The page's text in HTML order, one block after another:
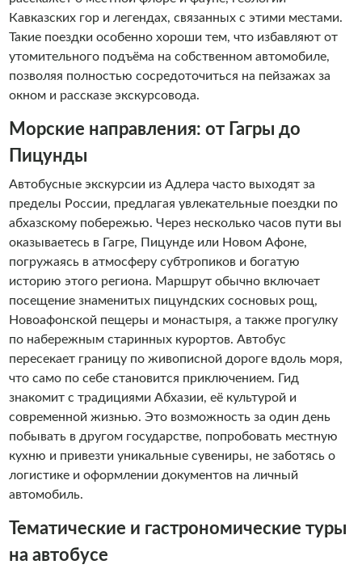
Кавказских гор и легендах, связанных с этими местами.
Такие поездки особенно хороши тем, что избавляют от
утомительного подъёма на собственном автомобиле,
позволяя полностью сосредоточиться на пейзажах за
окном и рассказе экскурсовода.
Морские направления: от Гагры до
Пицунды
Автобусные экскурсии из Адлера часто выходят за
пределы России, предлагая увлекательные поездки по
абхазскому побережью. Через несколько часов пути вы
оказываетесь в Гагре, Пицунде или Новом Афоне,
погружаясь в атмосферу субтропиков и богатую
историю этого региона. Маршрут обычно включает
посещение знаменитых пицундских сосновых рощ,
Новоафонской пещеры и монастыря, а также прогулку
по набережным старинных курортов. Автобус
пересекает границу по живописной дороге вдоль моря,
что само по себе становится приключением. Гид
знакомит с традициями Абхазии, её культурой и
современной жизнью. Это возможность за один день
побывать в другом государстве, попробовать местную
кухню и привезти уникальные сувениры, не заботясь о
логистике и оформлении документов на личный
автомобиль.
Тематические и гастрономические туры
на автобусе